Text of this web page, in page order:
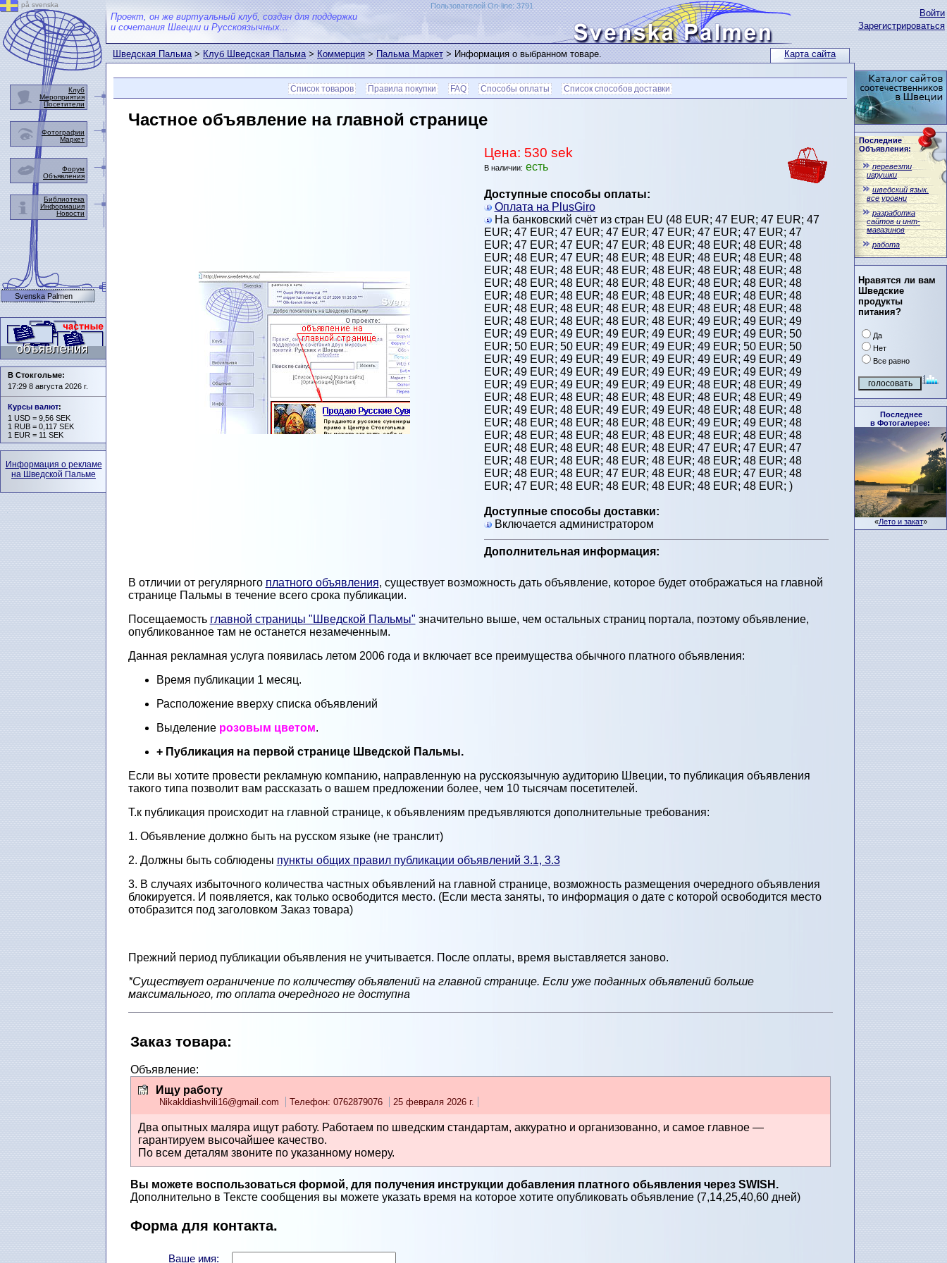
Карта сайта
Войти
Зарегистрироваться
Последние
Объявления:
перевезти
игрушки
шведский язык.
все уровни
разработка
сайтов и инт-
магазинов
работа
Нравятся ли вам
Шведские
продукты
питания?
Да
Нет
Все равно
Последнее
в Фотогалерее:
«Лето и закат»
Проект, он же виртуальный клуб, создан для поддержки
и сочетания Швеции и Русскоязычных...
Пользователей On-line: 3791
Шведская Пальма>Клуб Шведская Пальма>Коммерция>Пальма Маркет> Информация о выбранном товаре.
Список товаров Правила покупки FAQ Способы оплаты Список способов доставки
Частное объявление на главной странице
Цена: 530 sek
В наличии: есть
Доступные способы оплаты:
Оплата на PlusGiro
На банковский счёт из стран EU (48 EUR; 47 EUR; 47 EUR; 47
EUR; 47 EUR; 47 EUR; 47 EUR; 47 EUR; 47 EUR; 47 EUR; 47
EUR; 47 EUR; 47 EUR; 47 EUR; 48 EUR; 48 EUR; 48 EUR; 48
EUR; 48 EUR; 47 EUR; 48 EUR; 48 EUR; 48 EUR; 48 EUR; 48
EUR; 48 EUR; 48 EUR; 48 EUR; 48 EUR; 48 EUR; 48 EUR; 48
EUR; 48 EUR; 48 EUR; 48 EUR; 48 EUR; 48 EUR; 48 EUR; 48
EUR; 48 EUR; 48 EUR; 48 EUR; 48 EUR; 48 EUR; 48 EUR; 48
EUR; 48 EUR; 48 EUR; 48 EUR; 48 EUR; 48 EUR; 48 EUR; 48
EUR; 48 EUR; 48 EUR; 48 EUR; 48 EUR; 49 EUR; 49 EUR; 49
EUR; 49 EUR; 49 EUR; 49 EUR; 49 EUR; 49 EUR; 49 EUR; 50
EUR; 50 EUR; 50 EUR; 49 EUR; 49 EUR; 49 EUR; 50 EUR; 50
EUR; 49 EUR; 49 EUR; 49 EUR; 49 EUR; 49 EUR; 49 EUR; 49
EUR; 49 EUR; 49 EUR; 49 EUR; 49 EUR; 49 EUR; 49 EUR; 49
EUR; 49 EUR; 49 EUR; 49 EUR; 49 EUR; 48 EUR; 48 EUR; 49
EUR; 48 EUR; 48 EUR; 48 EUR; 48 EUR; 48 EUR; 48 EUR; 49
EUR; 49 EUR; 48 EUR; 49 EUR; 49 EUR; 48 EUR; 48 EUR; 48
EUR; 48 EUR; 48 EUR; 48 EUR; 48 EUR; 49 EUR; 49 EUR; 48
EUR; 48 EUR; 48 EUR; 48 EUR; 48 EUR; 48 EUR; 48 EUR; 48
EUR; 48 EUR; 48 EUR; 48 EUR; 48 EUR; 47 EUR; 47 EUR; 47
EUR; 48 EUR; 48 EUR; 48 EUR; 48 EUR; 48 EUR; 48 EUR; 48
EUR; 48 EUR; 48 EUR; 47 EUR; 48 EUR; 48 EUR; 47 EUR; 48
EUR; 47 EUR; 48 EUR; 48 EUR; 48 EUR; 48 EUR; 48 EUR; )
Доступные способы доставки:
Включается администратором
Дополнительная информация:
В отличии от регулярного платного объявления, существует возможность дать объявление, которое будет отображаться на главной
странице Пальмы в течение всего срока публикации.
Посещаемость главной страницы "Шведской Пальмы" значительно выше, чем остальных страниц портала, поэтому объявление,
опубликованное там не останется незамеченным.
Данная рекламная услуга появилась летом 2006 года и включает все преимущества обычного платного объявления:
Время публикации 1 месяц.
Расположение вверху списка объявлений
Выделение розовым цветом.
+ Публикация на первой странице Шведской Пальмы.
Если вы хотите провести рекламную компанию, направленную на русскоязычную аудиторию Швеции, то публикация объявления
такого типа позволит вам рассказать о вашем предложении более, чем 10 тысячам посетителей.
Т.к публикация происходит на главной странице, к объявлениям предъявляются дополнительные требования:
1. Объявление должно быть на русском языке (не транслит)
2. Должны быть соблюдены пункты общих правил публикации объявлений 3.1, 3.3
3. В случаях избыточного количества частных объявлений на главной странице, возможность размещения очередного объявления
блокируется. И появляется, как только освободится место. (Если места заняты, то информация о дате с которой освободится место
отобразится под заголовком Заказ товара)
Прежний период публикации объявления не учитывается. После оплаты, время выставляется заново.
*Существует ограничение по количеству объявлений на главной странице. Если уже поданных объявлений больше
максимального, то оплата очередного не доступна
Заказ товарa:
Объявление:
Ищу работу
Nikakldiashvili16@gmail.com Телефон: 0762879076 25 февраля 2026 г.
Два опытных маляра ищут работу. Работаем по шведским стандартам, аккуратно и организованно, и самое главное —
гарантируем высочайшее качество.
По всем деталям звоните по указанному номеру.
Вы можете воспользоваться формой, для получения инструкции добавления платного обьявления через SWISH.
Дополнительно в Тексте сообщения вы можете указать время на которое хотите опубликовать объявление (7,14,25,40,60 дней)
Форма для контакта.
Ваше имя:
på svenska
Клуб
Мероприятия
Посетители
Фотографии
Маркет
Форум
Объявления
Библиотека
Информация
Новости
Svenska Palmen
В Стокгольме:
17:29 8 августа 2026 г.
Курсы валют:
1 USD = 9,56 SEK
1 RUB = 0,117 SEK
1 EUR = 11 SEK
Информация о рекламе
на Шведской Пальме